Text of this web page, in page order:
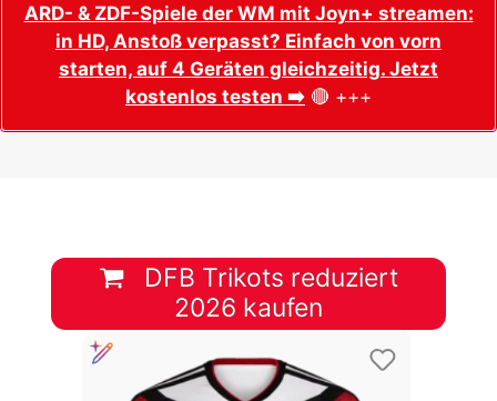
ARD- & ZDF-Spiele der WM mit Joyn+ streamen:
in HD, Anstoß verpasst? Einfach von vorn
starten, auf 4 Geräten gleichzeitig. Jetzt
kostenlos testen ➡️ 🔴 +++
DFB Trikots reduziert
2026 kaufen